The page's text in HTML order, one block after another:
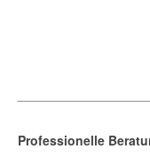
Professionelle